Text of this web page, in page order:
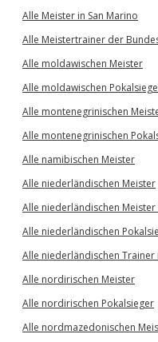
Alle Meister in San Marino
Alle Meistertrainer der
Alle moldawischen Meister
Alle moldawischen
Alle montenegrinischen
Alle montenegrinischen
Alle namibischen Meister
Alle niederländischen Meister
Alle niederländischen
Alle niederländischen
Alle niederländischen Trainer
Alle nordirischen Meister
Alle nordirischen Pokalsieger
Alle nordmazedonischen